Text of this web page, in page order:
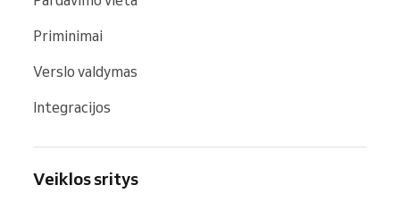
Priminimai
Verslo valdymas
Integracijos
Veiklos sritys